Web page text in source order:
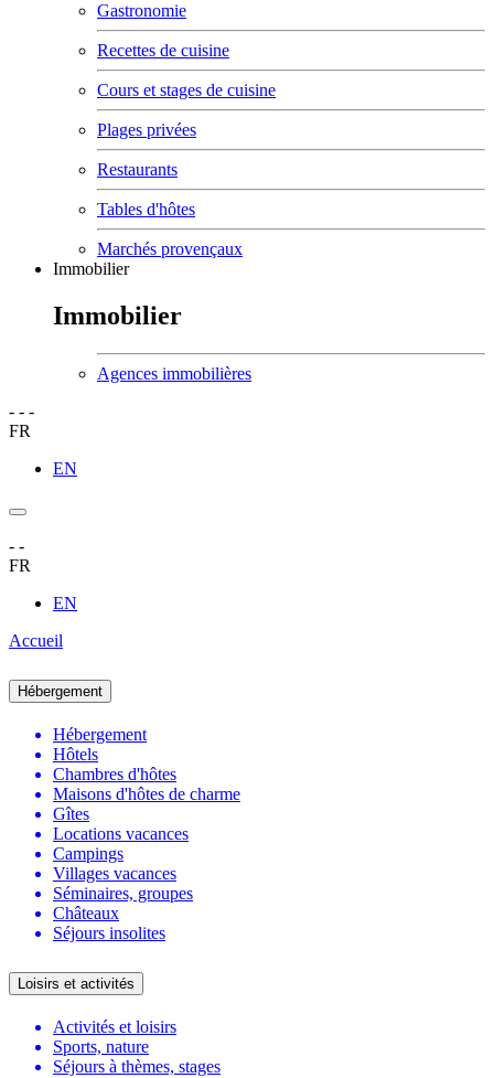
Gastronomie
Recettes de cuisine
Cours et stages de cuisine
Plages privées
Restaurants
Tables d'hôtes
Marchés provençaux
Immobilier
Immobilier
Agences immobilières
- - -
FR
EN
- -
FR
EN
Accueil
Hébergement
Hébergement
Hôtels
Chambres d'hôtes
Maisons d'hôtes de charme
Gîtes
Locations vacances
Campings
Villages vacances
Séminaires, groupes
Châteaux
Séjours insolites
Loisirs et activités
Activités et loisirs
Sports, nature
Séjours à thèmes, stages